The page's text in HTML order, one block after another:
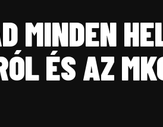
MINDEN
ÉS AZ